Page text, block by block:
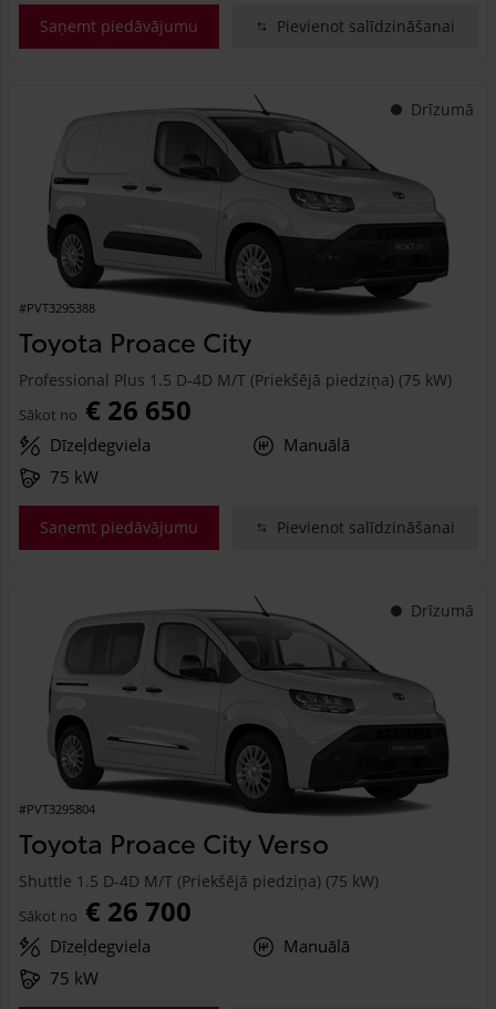
Saņemt piedāvājumu Pievienot salīdzināšanai
Drīzumā
#PVT3295388
Toyota Proace City
Professional Plus 1.5 D-4D M/T (Priekšējā piedziņa) (75 kW)
Sākot no € 26 650
Dīzeļdegviela
Manuālā
75 kW
Saņemt piedāvājumu Pievienot salīdzināšanai
Drīzumā
#PVT3295804
Toyota Proace City Verso
Shuttle 1.5 D-4D M/T (Priekšējā piedziņa) (75 kW)
Sākot no € 26 700
Dīzeļdegviela
Manuālā
75 kW